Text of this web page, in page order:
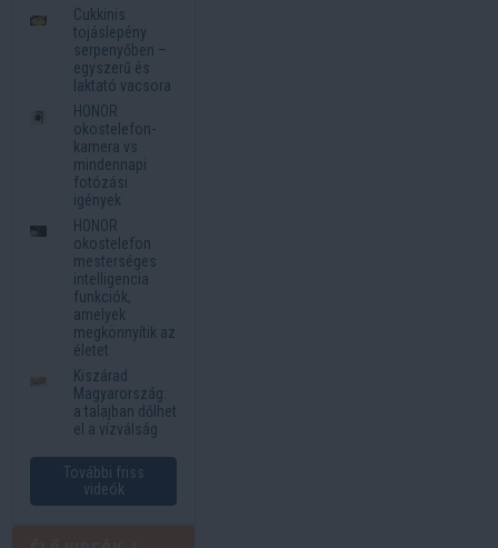
Cukkinis
tojáslepény
serpenyőben –
egyszerű és
laktató vacsora
HONOR
okostelefon-
kamera vs
mindennapi
fotózási
igények
HONOR
okostelefon
mesterséges
intelligencia
funkciók,
amelyek
megkönnyítik az
életet
Kiszárad
Magyarország:
a talajban dőlhet
el a vízválság
További friss
videók